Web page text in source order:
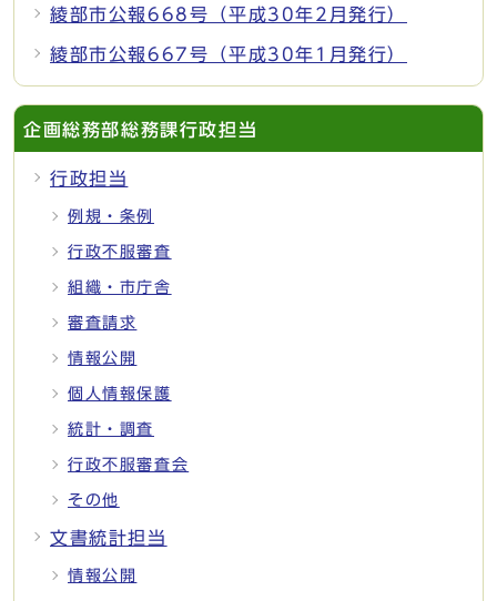
綾部市公報668号（平成30年2月発行）
綾部市公報667号（平成30年1月発行）
企画総務部総務課行政担当
行政担当
例規・条例
行政不服審査
組織・市庁舎
審査請求
情報公開
個人情報保護
統計・調査
行政不服審査会
その他
文書統計担当
情報公開